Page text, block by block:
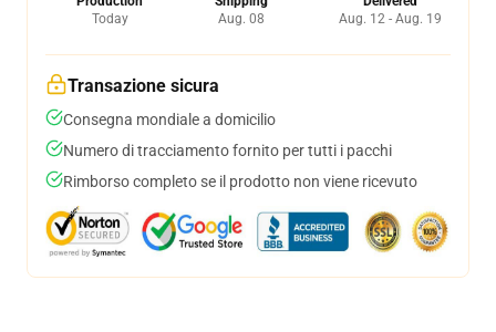
Today
Aug. 08
Aug. 12 - Aug. 19
Transazione sicura
Consegna mondiale a domicilio
Numero di tracciamento fornito per tutti i pacchi
Rimborso completo se il prodotto non viene ricevuto